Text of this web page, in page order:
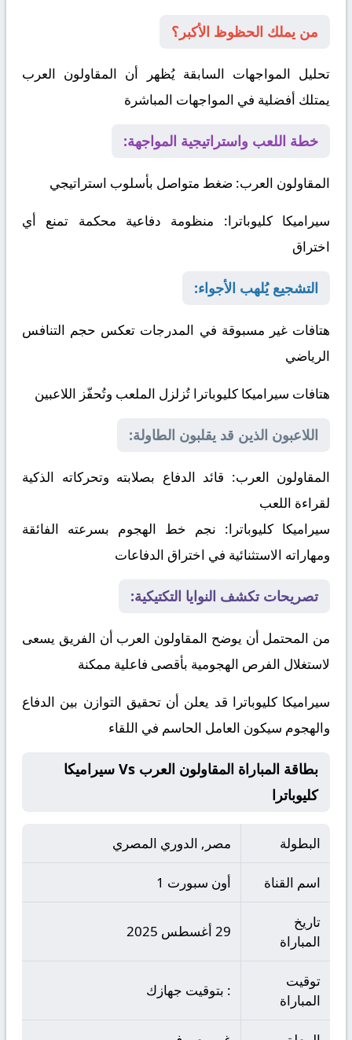
من يملك الحظوظ الأكبر؟
تحليل المواجهات السابقة يُظهر أن المقاولون العرب
يمتلك أفضلية في المواجهات المباشرة
خطة اللعب واستراتيجية المواجهة:
المقاولون العرب: ضغط متواصل بأسلوب استراتيجي
سيراميكا كليوباترا: منظومة دفاعية محكمة تمنع أي
اختراق
التشجيع يُلهب الأجواء:
هتافات غير مسبوقة في المدرجات تعكس حجم التنافس
الرياضي
هتافات سيراميكا كليوباترا تُزلزل الملعب وتُحفّز اللاعبين
اللاعبون الذين قد يقلبون الطاولة:
المقاولون العرب: قائد الدفاع بصلابته وتحركاته الذكية
لقراءة اللعب
سيراميكا كليوباترا: نجم خط الهجوم بسرعته الفائقة
ومهاراته الاستثنائية في اختراق الدفاعات
تصريحات تكشف النوايا التكتيكية:
من المحتمل أن يوضح المقاولون العرب أن الفريق يسعى
لاستغلال الفرص الهجومية بأقصى فاعلية ممكنة
سيراميكا كليوباترا قد يعلن أن تحقيق التوازن بين الدفاع
والهجوم سيكون العامل الحاسم في اللقاء
بطاقة المباراة المقاولون العرب Vs سيراميكا
كليوباترا
البطولة مصر, الدوري المصري
اسم القناة أون سبورت 1
تاريخ
المباراة
29 أغسطس 2025
توقيت
المباراة
: بتوقيت جهازك